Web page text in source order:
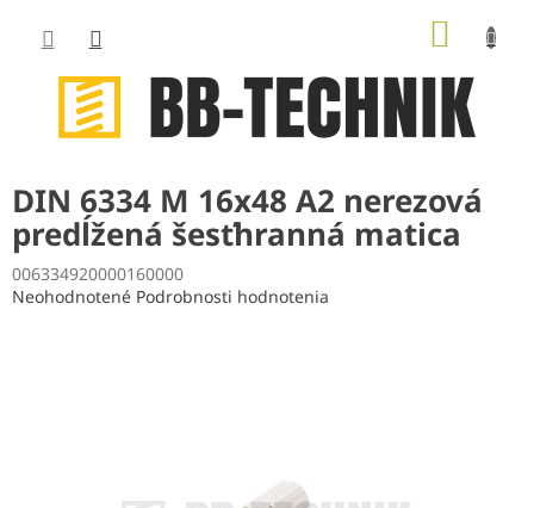
obsah
DIN 6334 M 16x48 A2 nerezová
predĺžená šesťhranná matica
006334920000160000
Priemerné
Neohodnotené Podrobnosti hodnotenia